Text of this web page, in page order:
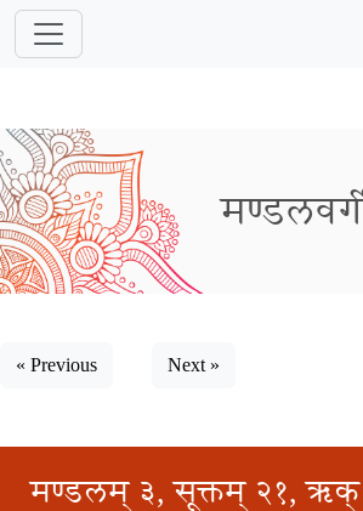
« Previous Next »
मण्डलम् ३, सूक्तम् २१, ऋक्